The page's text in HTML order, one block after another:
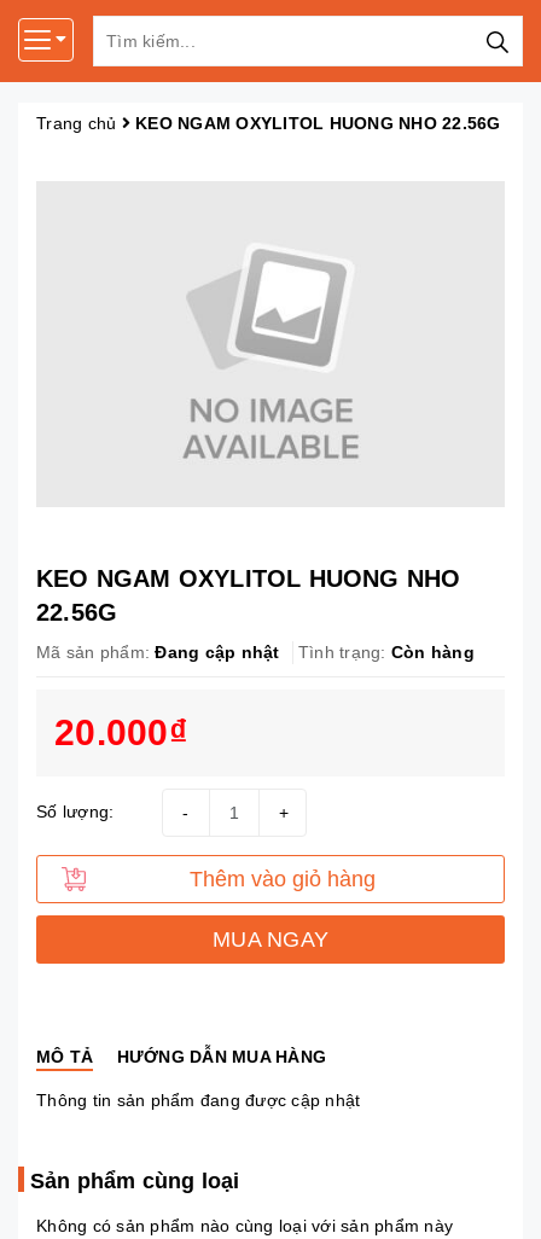
Trang chủ KEO NGAM OXYLITOL HUONG NHO 22.56G
KEO NGAM OXYLITOL HUONG NHO
22.56G
Mã sản phẩm: Đang cập nhật Tình trạng: Còn hàng
20.000₫
Số lượng: +
-
Thêm vào giỏ hàng
MUA NGAY
MÔ TẢ HƯỚNG DẪN MUA HÀNG
Thông tin sản phẩm đang được cập nhật
Sản phẩm cùng loại
Không có sản phẩm nào cùng loại với sản phẩm này